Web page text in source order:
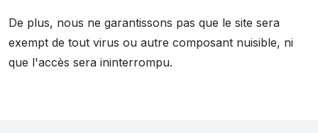
De plus, nous ne garantissons pas que le site sera
exempt de tout virus ou autre composant nuisible, ni
que l'accès sera ininterrompu.